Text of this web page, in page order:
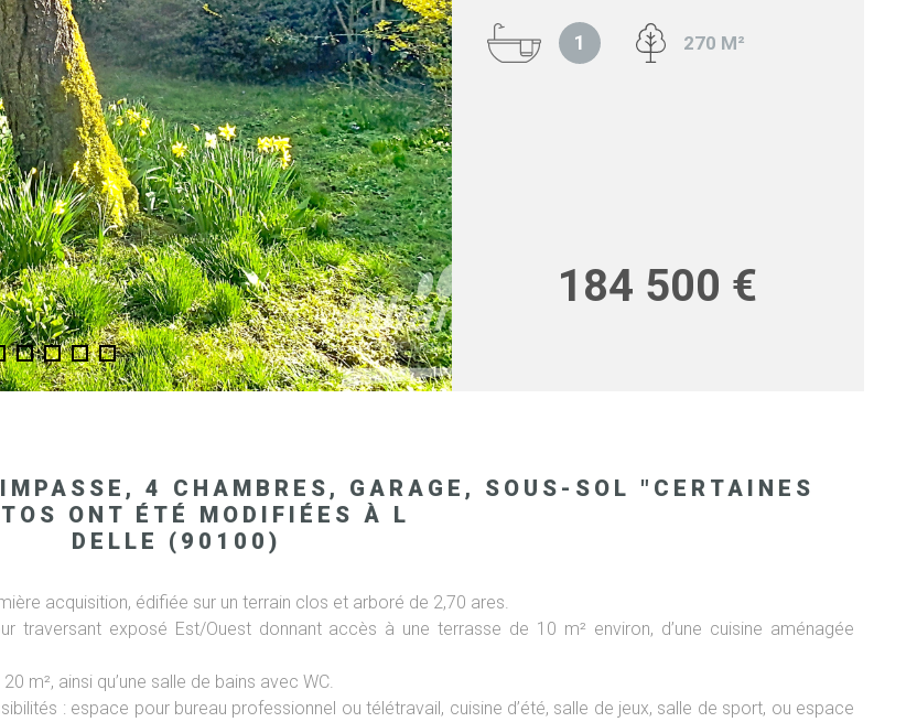
1 270 M²
184 500 €
4 CHAMBRES, GARAGE, SOUS-SOL "CERTAINES
ONT ÉTÉ MODIFIÉES À L
DELLE (90100)
acquisition, édifiée sur un terrain clos et arboré de 2,70 ares.
traversant exposé Est/Ouest donnant accès à une terrasse de 10 m² environ, d’une cuisine aménagée
m², ainsi qu’une salle de bains avec WC.
: espace pour bureau professionnel ou télétravail, cuisine d’été, salle de jeux, salle de sport, ou espace